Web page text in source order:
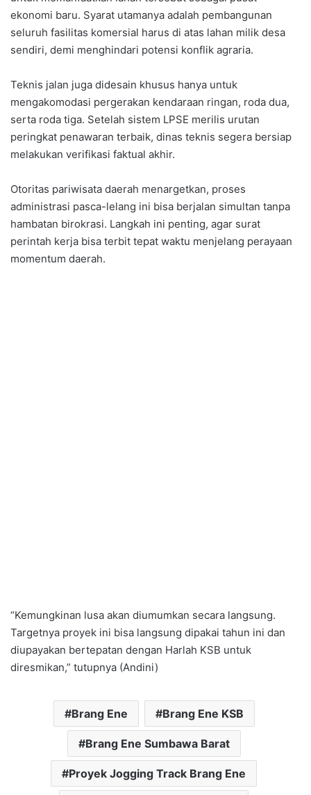
ekonomi baru. Syarat utamanya adalah pembangunan
seluruh fasilitas komersial harus di atas lahan milik desa
sendiri, demi menghindari potensi konflik agraria.
Teknis jalan juga didesain khusus hanya untuk
mengakomodasi pergerakan kendaraan ringan, roda dua,
serta roda tiga. Setelah sistem LPSE merilis urutan
peringkat penawaran terbaik, dinas teknis segera bersiap
melakukan verifikasi faktual akhir.
Otoritas pariwisata daerah menargetkan, proses
administrasi pasca-lelang ini bisa berjalan simultan tanpa
hambatan birokrasi. Langkah ini penting, agar surat
perintah kerja bisa terbit tepat waktu menjelang perayaan
momentum daerah.
“Kemungkinan lusa akan diumumkan secara langsung.
Targetnya proyek ini bisa langsung dipakai tahun ini dan
diupayakan bertepatan dengan Harlah KSB untuk
diresmikan,” tutupnya (Andini)
Brang Ene Brang Ene KSB
Brang Ene Sumbawa Barat
Proyek Jogging Track Brang Ene